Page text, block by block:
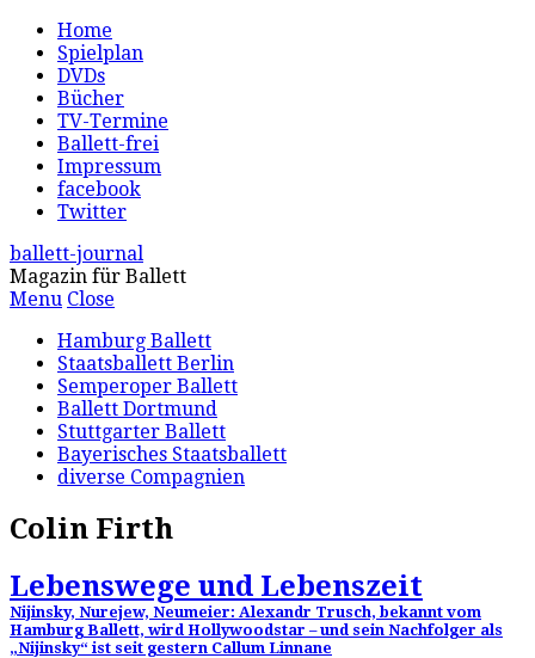
Home
Spielplan
DVDs
Bücher
TV-Termine
Ballett-frei
Impressum
facebook
Twitter
ballett-journal
Magazin für Ballett
Menu Close
Hamburg Ballett
Staatsballett Berlin
Semperoper Ballett
Ballett Dortmund
Stuttgarter Ballett
Bayerisches Staatsballett
diverse Compagnien
Colin Firth
Lebenswege und Lebenszeit
Nijinsky, Nurejew, Neumeier: Alexandr Trusch, bekannt vom
Hamburg Ballett, wird Hollywoodstar – und sein Nachfolger als
„Nijinsky“ ist seit gestern Callum Linnane